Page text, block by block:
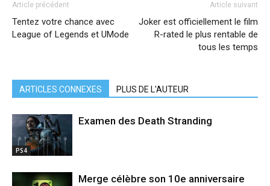
Article précédent
Tentez votre chance avec
League of Legends et UMode
Article suivant
Joker est officiellement le film
R-rated le plus rentable de
tous les temps
ARTICLES CONNEXES PLUS DE L'AUTEUR
PS4
Examen des Death Stranding
Merge célèbre son 10e anniversaire